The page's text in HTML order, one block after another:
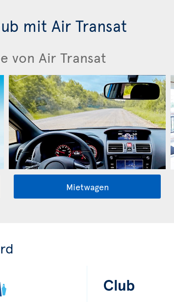
mit Air Transat
von Air Transat
Mietwagen